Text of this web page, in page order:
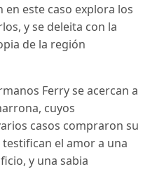
este caso explora los
y se deleita con la
de la región
Ferry se acercan a
cuyos
casos compraron su
el amor a una
y una sabia